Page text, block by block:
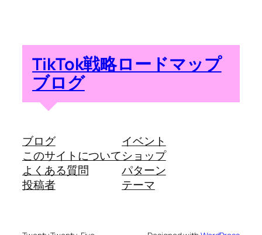
TikTok戦略ロードマップ
ブログ
ブログ
このサイトについて
よくある質問
投稿者
イベント
ショップ
パターン
テーマ